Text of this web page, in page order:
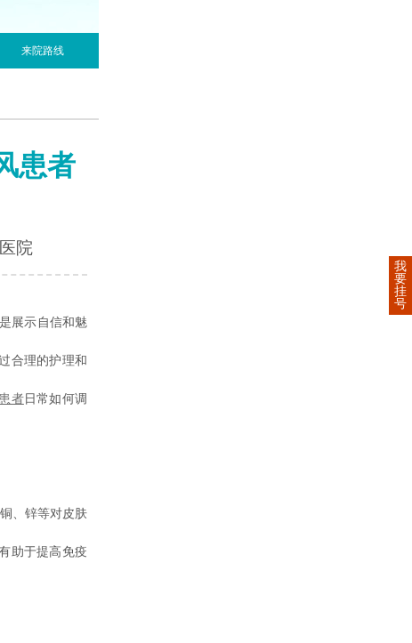
来院路线
患者
院
展示自信和魅
合理的护理和
者日常如何调
、锌等对皮肤
助于提高免疫
我
要
挂
号